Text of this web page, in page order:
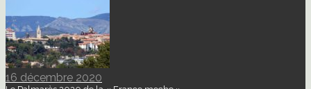
16 décembre 2020